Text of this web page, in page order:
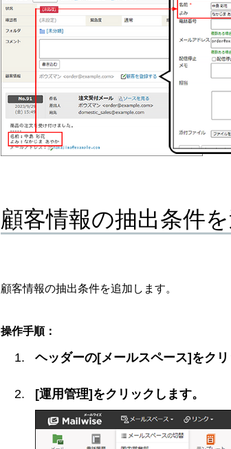
顧客情報の抽出条件
顧客情報の抽出条件を追加します。
操作手順：
ヘッダーの[メールスペース]をクリ
[運用管理]をクリックします。